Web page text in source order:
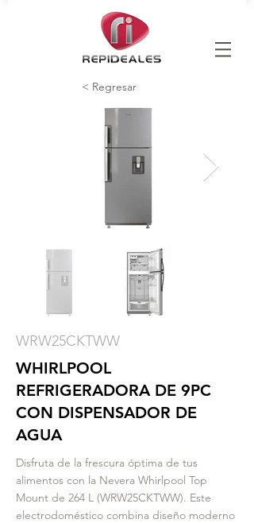
< Regresar
WRW25CKTWW
WHIRLPOOL
REFRIGERADORA DE 9PC
CON DISPENSADOR DE
AGUA
Disfruta de la frescura óptima de tus
alimentos con la Nevera Whirlpool Top
Mount de 264 L (WRW25CKTWW). Este
electrodoméstico combina diseño moderno